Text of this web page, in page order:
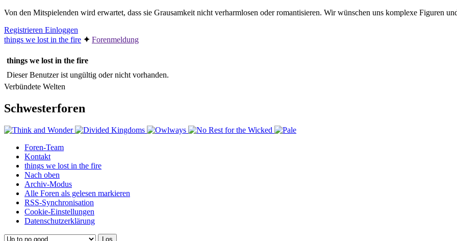
Von den Mitspielenden wird erwartet, dass sie Grausamkeit nicht verharmlosen oder romantisieren. Wir wünschen uns komplexe Figuren
Registrieren Einloggen
things we lost in the fire ✦︎ Forenmeldung
things we lost in the fire
Dieser Benutzer ist ungültig oder nicht vorhanden.
Verbündete Welten
Schwesterforen
Foren-Team
Kontakt
things we lost in the fire
Nach oben
Archiv-Modus
Alle Foren als gelesen markieren
RSS-Synchronisation
Cookie-Einstellungen
Datenschutzerklärung